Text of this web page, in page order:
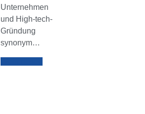
Unternehmen
und High-tech-
Gründung
synonym…